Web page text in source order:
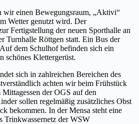
wir einen Bewegungsraum, „Aktivi“
Wetter genutzt wird. Der
Fertigstellung der neuen Sporthalle an
Turnhalle Röttgen statt. Ein Bus der
dem Schulhof befinden sich ein
schönes Klettergerüst.
sich in zahlreichen Bereichen des
achten wir beim Frühstück
der OGS auf den
sollen regelmäßig zusätzliches Obst
bekommen. In der Mensa steht eine
Trinkwassernetz der WSW